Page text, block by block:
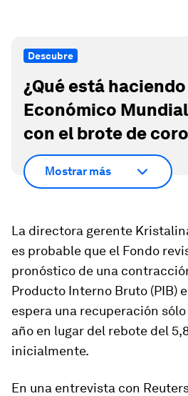
Descubre
¿Qué está
Económico
con el brote de
Mostrar más
La directora gerente
es probable que el Fondo
pronóstico de una
Producto Interno Bruto (PIB)
espera una recuperación
año en lugar del rebote del
inicialmente.
En una entrevista con